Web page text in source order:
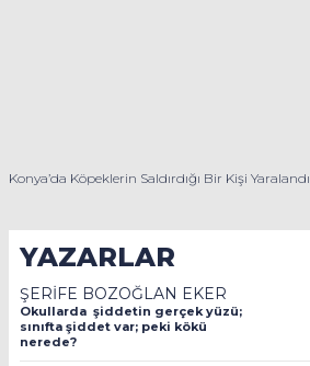
Konya’da Köpeklerin Saldırdığı Bir Kişi Yaralandı
YAZARLAR
ŞERİFE BOZOĞLAN EKER
Okullarda şiddetin gerçek yüzü;
sınıfta şiddet var; peki kökü
nerede?